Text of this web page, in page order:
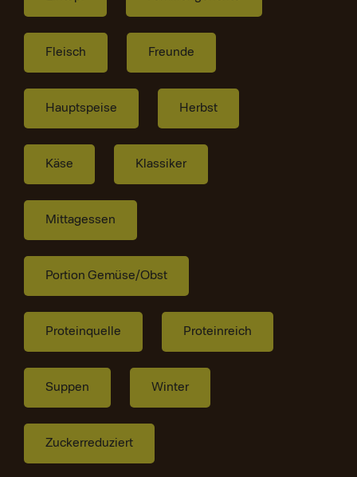
Fleisch Freunde
Hauptspeise Herbst
Käse Klassiker
Mittagessen
Portion Gemüse/Obst
Proteinquelle Proteinreich
Suppen Winter
Zuckerreduziert